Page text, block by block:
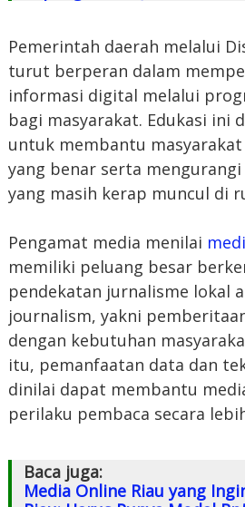
Pemerintah daerah melalui
turut berperan dalam
informasi digital melalui
bagi masyarakat. Edukasi ini
untuk membantu
yang benar serta
yang masih kerap muncul di
Pengamat media menilai
memiliki peluang besar
pendekatan jurnalisme lokal
journalism, yakni
dengan kebutuhan
itu, pemanfaatan data dan
dinilai dapat membantu
perilaku pembaca secara
Baca juga:
Media Online Riau yang